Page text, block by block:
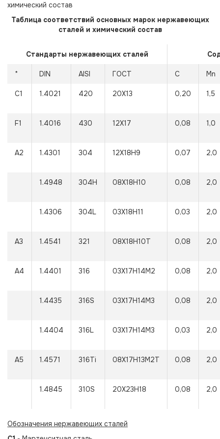
химический состав
Таблица соответствий основных марок нержавеющих
сталей и химический состав
Стандарты нержавеющих сталей
* DIN AISI ГОСТ C Mn
С1 1.4021 420 20Х13 0,20 1,5
F1 1.4016 430 12Х17 0,08 1,0
A2 1.4301 304 12Х18Н9 0,07 2,0
1.4948 304H 08Х18Н10 0,08 2,0
1.4306 304L 03Х18Н11 0,03 2,0
A3 1.4541 321 08Х18Н10Т 0,08 2,0
A4 1.4401 316 03Х17Н14М2 0,08 2,0
1.4435 316S 03Х17Н14М3 0,08 2,0
1.4404 316L 03Х17Н14М3 0,03 2,0
A5 1.4571 316Ti 08Х17Н13М2Т 0,08 2,0
1.4845 310S 20Х23Н18 0,08 2,0
Обозначения нержавеющих сталей